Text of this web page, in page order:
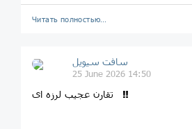
Читать полностью…
سافت سیویل
25 June 2026 14:50
تقارن عجیب لرزه ای ‼️